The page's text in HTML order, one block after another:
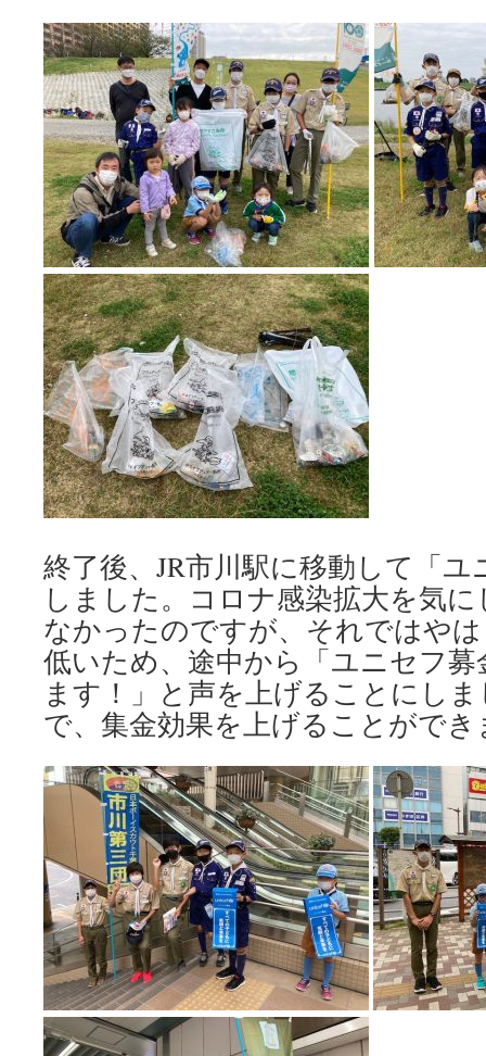
終了後、JR市川駅に移動して「
しました。コロナ感染拡大を気
なかったのですが、それではや
低いため、途中から「ユニセフ
ます！」と声を上げることにし
で、集金効果を上げることがで